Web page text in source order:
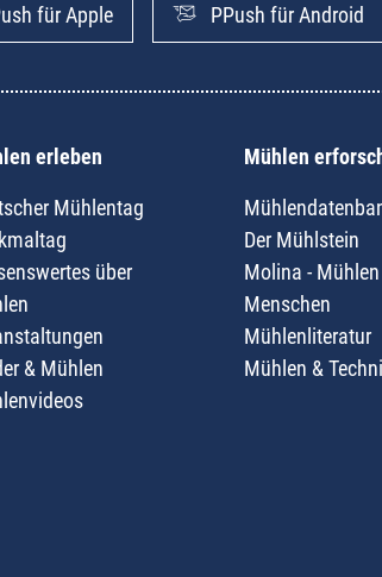
für Apple PPush für Android
erleben
Mühlentag
über
& Mühlen
Mühlen
Der Mühlstein
Molina -
Menschen
Mühlenliteratur
Mühlen &